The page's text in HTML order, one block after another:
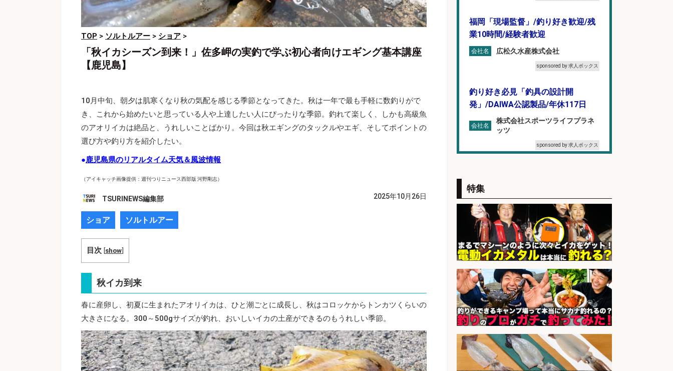
TOP > ソルトルアー > ショア >
「秋イカシーズン到来！」佐多岬の実釣で学ぶ初心者向けエギング基本講座
【鹿児島】
10月中旬、朝夕は肌寒くなり秋の気配を感じる季節となってきた。秋は一年で最も手軽に数釣りがで
き、これから始めたいと思っている人や上達したい人にぴったりな季節。釣れて楽しく、しかも高級魚
のアオリイカは絶品と、うれしいことばかり。今回は秋エギングのタックルやエギ、そしてポイントの
選び方や釣り方を紹介したい。
●鹿児島県のリアルタイム天気＆風波情報
（アイキャッチ画像提供：週刊つりニュース西部版 河野剛志）
TSURINEWS編集部 2025年10月26日
ショア ソルトルアー
目次 [show]
秋イカ到来
春に産卵し、初夏に生まれたアオリイカは、ひと潮ごとに成長し、秋はコロッケからトンカツくらいの
大きさになる。300～500gサイズが釣れ、おいしいイカの土産ができるのもうれしい季節。
福岡「現場監督」/釣り好き歓迎/残
業10時間/経験者歓迎
会社名 広松久水産株式会社
sponsored by 求人ボックス
釣り好き必見「釣具の設計開
発」/DAIWA公認製品/年休117日
会社名
株式会社スポーツライフプラネ
ッツ
sponsored by 求人ボックス
「製造」/釣り好き歓迎
会社名 広松久水産株式会社
sponsored by 求人ボックス
フィッシング用品の「製品開発設
計」
会社名 メガバス株式会社
sponsored by 求人ボックス
精肉・青果・鮮魚販売/「志布志
市」お魚のカットや商品の陳列スタ
ッフ/志布志市/「時給1,150円〜」/
未経験歓迎×残業少なめ×車通勤OK/
鹿児島県
特集